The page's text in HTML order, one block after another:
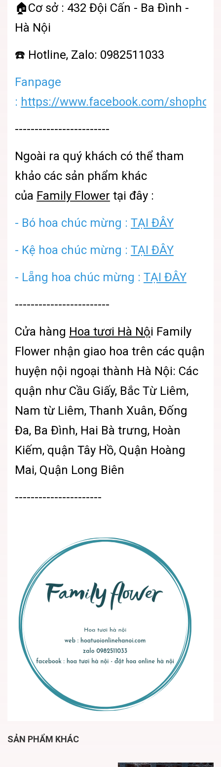
🏠Cơ sở : 432 Đội Cấn - Ba Đình -
Hà Nội
☎️ Hotline, Zalo: 0982511033
Fanpage
: https://www.facebook.com/
------------------------
Ngoài ra quý khách có thể tham
khảo các sản phẩm khác
của Family Flower tại đây :
- Bó hoa chúc mừng : TẠI ĐÂY
- Kệ hoa chúc mừng : TẠI ĐÂY
- Lẵng hoa chúc mừng : TẠI ĐÂY
------------------------
Cửa hàng Hoa tươi Hà Nội Family
Flower nhận giao hoa trên các quận
huyện nội ngoại thành Hà Nội: Các
quận như Cầu Giấy, Bắc Từ Liêm,
Nam từ Liêm, Thanh Xuân, Đống
Đa, Ba Đình, Hai Bà trưng, Hoàn
Kiếm, quận Tây Hồ, Quận Hoàng
Mai, Quận Long Biên
----------------------
SẢN PHẨM KHÁC